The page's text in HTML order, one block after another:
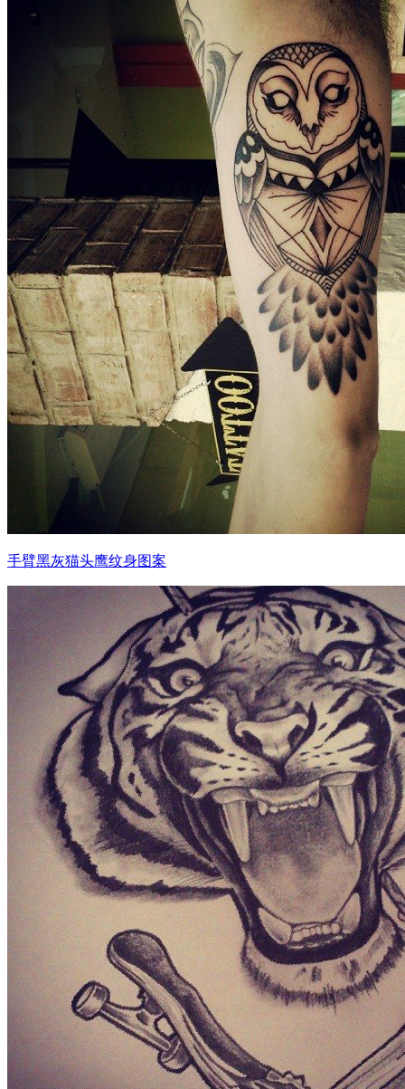
武汉老兵纹身微信
： 服务号：laobingwenshen 订阅号：laobing66666 打造国
文资讯！精美纹身图案及手稿 纹身作品 一站搞定！回复相
问千万素材的微官网，中国最强最全纹身图案尽在其中！
手臂黑灰猫头鹰纹身图案